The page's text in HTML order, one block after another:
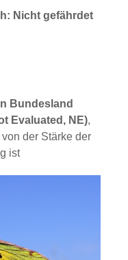
Nicht gefährdet
Bundesland
Evaluated, NE),
der Stärke der
ist